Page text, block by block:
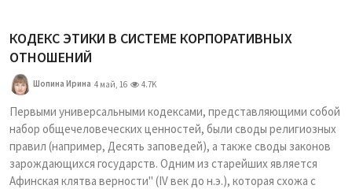
КОДЕКС ЭТИКИ В СИСТЕМЕ КОРПОРАТИВНЫХ
ОТНОШЕНИЙ
Шопина Ирина 4 май, 16 4.7K
Первыми универсальными кодексами, представляющими собой
набор общечеловеческих ценностей, были своды религиозных
правил (например, Десять заповедей), а также своды законов
зарождающихся государств. Одним из старейших является
Афинская клятва верности" (IV век до н.э.), которая схожа с